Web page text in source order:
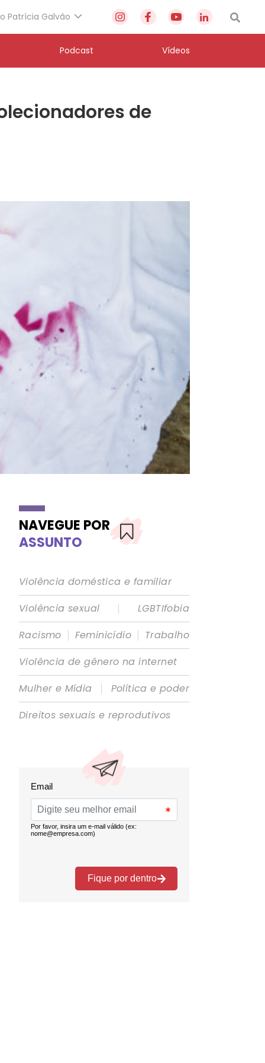
Patrícia Galvão
Podcast Vídeos
de
NAVEGUE POR
ASSUNTO
Violência doméstica e familiar
Violência sexual
|
LGBTIfobia
Racismo | Feminicídio | Trabalho
Violência de gênero na internet
Mulher e Mídia
|
Política e poder
Direitos sexuais e reprodutivos